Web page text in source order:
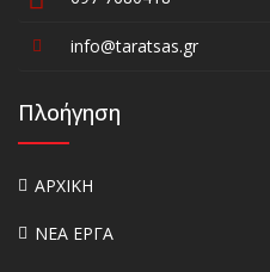
info@taratsas.gr
Πλοήγηση
ΑΡΧΙΚΗ
ΝΕΑ ΕΡΓΑ